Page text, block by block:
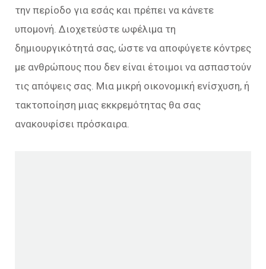
την περίοδο για εσάς και πρέπει να κάνετε
υπομονή. Διοχετεύστε ωφέλιμα τη
δημιουργικότητά σας, ώστε να αποφύγετε κόντρες
με ανθρώπους που δεν είναι έτοιμοι να ασπαστούν
τις απόψεις σας. Μια μικρή οικονομική ενίσχυση, ή
τακτοποίηση μιας εκκρεμότητας θα σας
ανακουφίσει πρόσκαιρα.